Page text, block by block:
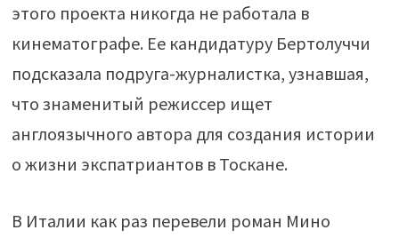
этого проекта никогда не работала в
кинематографе. Ее кандидатуру Бертолуччи
подсказала подруга-журналистка, узнавшая,
что знаменитый режиссер ищет
англоязычного автора для создания истории
о жизни экспатриантов в Тоскане.
В Италии как раз перевели роман Мино